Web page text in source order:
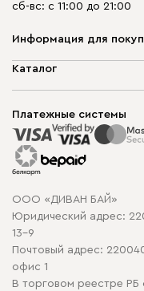
сб-вс: с 11:00 до 21:00
Информация для
О компании
Способы оплаты
Рассрочка и кредит
Гарантия
Карта сайта
Политика
Политика в отношении
Каталог
Корпусная мебель
Распродажа мебели
Платежные системы
ООО «ДИВАН БАЙ»
Юридический адрес:
13-9
Почтовый адрес:
офис 1
В торговом реестре РБ